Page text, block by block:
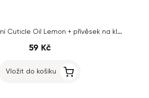
Dárkové balení Cuticle Oil Lemon + přívěsek na klíče
59 Kč
Vložit do košíku